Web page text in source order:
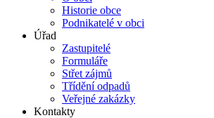
Historie obce
Podnikatelé v obci
Úřad
Zastupitelé
Formuláře
Střet zájmů
Třídění odpadů
Veřejné zakázky
Kontakty